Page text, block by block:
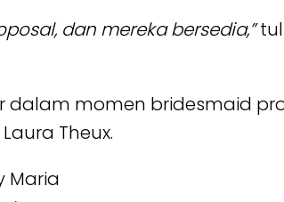
dan mereka bersedia,”
momen bridesmaid
Theux.